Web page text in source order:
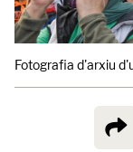
Fotografia d'arxiu